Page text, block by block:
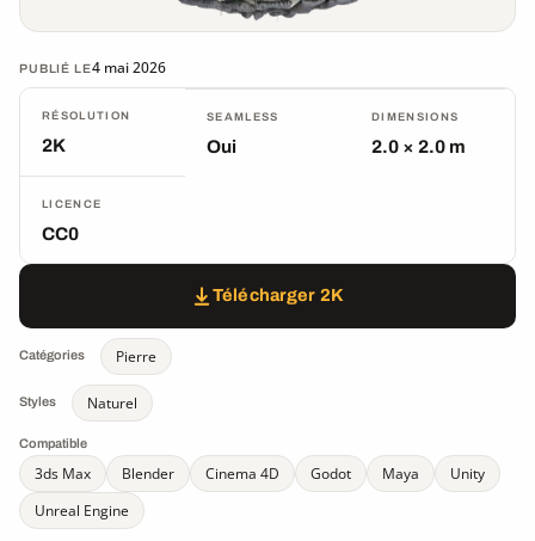
PUBLIÉ LE4 mai 2026
RÉSOLUTION
2K
SEAMLESS
Oui
DIMENSIONS
2.0 × 2.0 m
LICENCE
CC0
Télécharger 2K
Catégories Pierre
Styles Naturel
Compatible
3ds Max Blender Cinema 4D Godot Maya
Unity
Unreal Engine